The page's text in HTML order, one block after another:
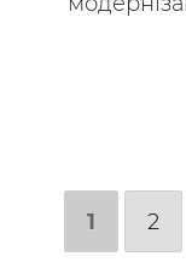
1 2